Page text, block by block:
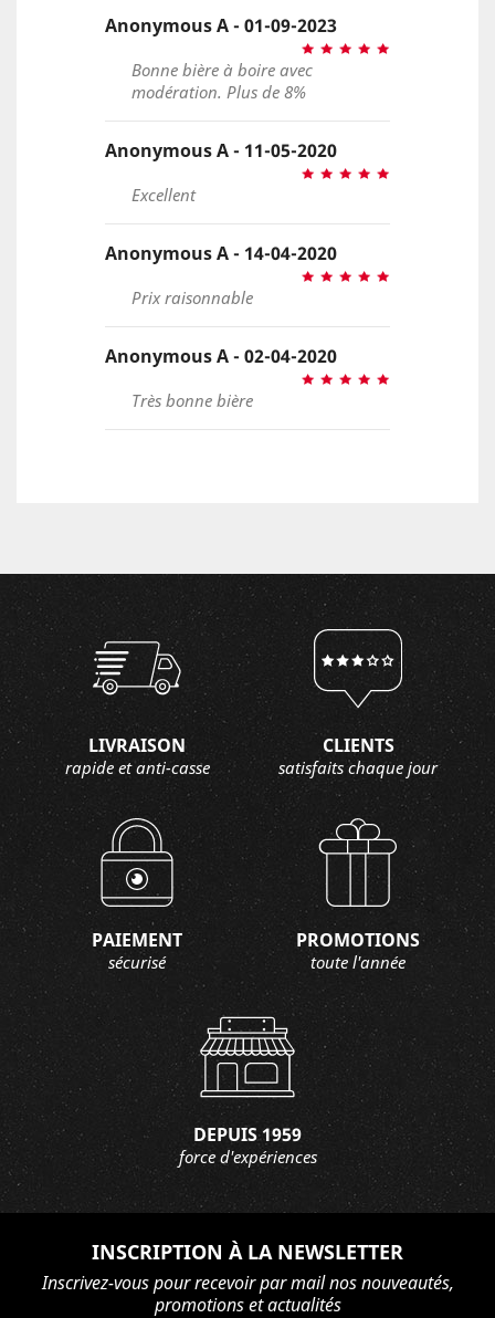
Anonymous A - 01-09-2023
Bonne bière à boire avec
modération. Plus de 8%
Anonymous A - 11-05-2020
Excellent
Anonymous A - 14-04-2020
Prix raisonnable
Anonymous A - 02-04-2020
Très bonne bière
LIVRAISON
rapide et anti-casse
CLIENTS
satisfaits chaque jour
PAIEMENT
sécurisé
PROMOTIONS
toute l'année
DEPUIS 1959
force d'expériences
INSCRIPTION À LA NEWSLETTER
Inscrivez-vous pour recevoir par mail nos nouveautés,
promotions et actualités